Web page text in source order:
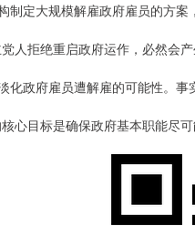
定大规模解雇政府雇员的方案
拒绝重启政府运作，必然会产
政府雇员遭解雇的可能性。事
目标是确保政府基本职能尽可